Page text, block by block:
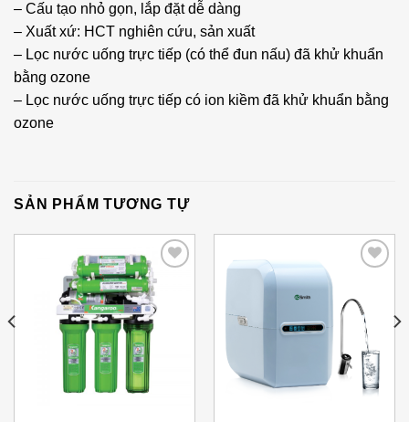
– Cấu tạo nhỏ gọn, lắp đặt dễ dàng
– Xuất xứ: HCT nghiên cứu, sản xuất
– Lọc nước uống trực tiếp (có thể đun nấu) đã khử khuẩn
bằng ozone
– Lọc nước uống trực tiếp có ion kiềm đã khử khuẩn bằng
ozone
SẢN PHẨM TƯƠNG TỰ
Add to
Wishlist
Add to
Wishlist